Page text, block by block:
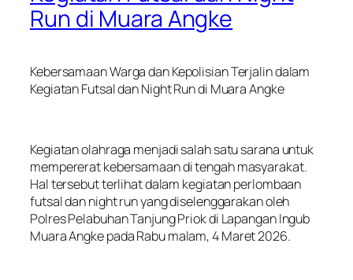
Run di Muara Angke
Kebersamaan Warga dan Kepolisian Terjalin dalam
Kegiatan Futsal dan Night Run di Muara Angke
Kegiatan olahraga menjadi salah satu sarana untuk
mempererat kebersamaan di tengah masyarakat.
Hal tersebut terlihat dalam kegiatan perlombaan
futsal dan night run yang diselenggarakan oleh
Polres Pelabuhan Tanjung Priok di Lapangan Ingub
Muara Angke pada Rabu malam, 4 Maret 2026.